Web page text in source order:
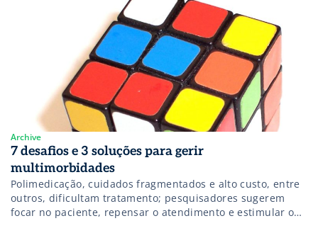
Archive
7 desafios e 3 soluções para gerir
multimorbidades
Polimedicação, cuidados fragmentados e alto custo, entre
outros, dificultam tratamento; pesquisadores sugerem
focar no paciente, repensar o atendimento e estimular o